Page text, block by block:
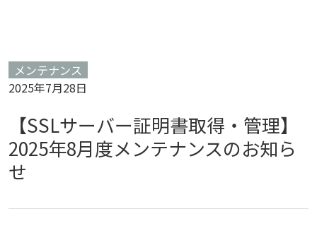
メンテナンス
2025年7月28日
【SSLサーバー証明書取得・管理】
2025年8月度メンテナンスのお知ら
せ